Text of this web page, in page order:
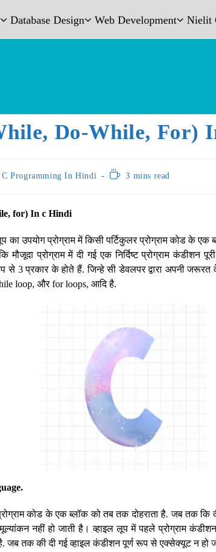
Database Design Web Development Nielit
Do-While, For)
C Programming In Hindi 3 mins read
for) In c Hindi
का उपयोग प्रोग्राम में किसी पर्टिकुलर प्रोग्राम कोड के एक
मौजूदा प्रोग्राम में दी गई एक निर्दिष्ट प्रोग्राम कंडीशन
से 3 प्रकार के होते हैं. जिन्हे सी डेवलपर द्वारा अपनी जरूरत
loop, और for loops, आदि है.
कोड के एक ब्लॉक को तब तक दोहराता है. जब तक कि दी
नहीं हो जाती है। व्हाइल लूप में पहले प्रोग्राम
है. जब तक की दी गई व्हाइल कंडीशन पूर्ण रूप से एक्सेक्यूट न हो